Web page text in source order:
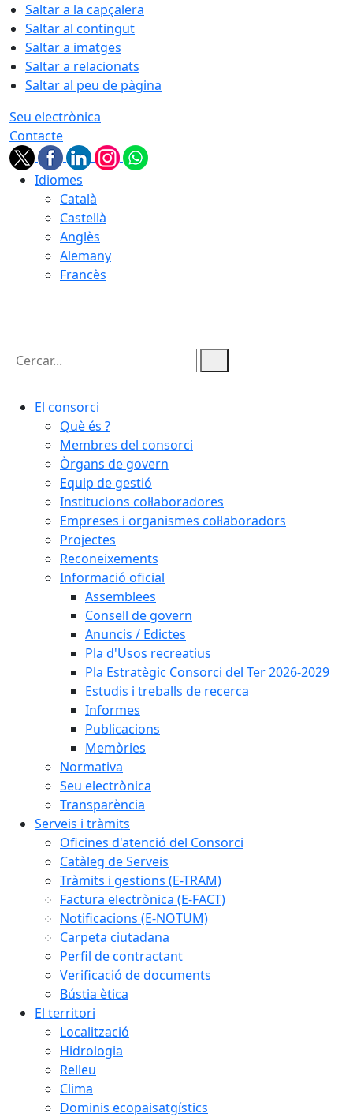
Saltar a la capçalera
Saltar al contingut
Saltar a imatges
Saltar a relacionats
Saltar al peu de pàgina
Seu electrònica
Contacte
Idiomes
Català
Castellà
Anglès
Alemany
Francès
Cercar:
El consorci
Què és ?
Membres del consorci
Òrgans de govern
Equip de gestió
Institucions col·laboradores
Empreses i organismes col·laboradors
Projectes
Reconeixements
Informació oficial
Assemblees
Consell de govern
Anuncis / Edictes
Pla d'Usos recreatius
Pla Estratègic Consorci del Ter 2026-2029
Estudis i treballs de recerca
Informes
Publicacions
Memòries
Normativa
Seu electrònica
Transparència
Serveis i tràmits
Oficines d'atenció del Consorci
Catàleg de Serveis
Tràmits i gestions (E-TRAM)
Factura electrònica (E-FACT)
Notificacions (E-NOTUM)
Carpeta ciutadana
Perfil de contractant
Verificació de documents
Bústia ètica
El territori
Localització
Hidrologia
Relleu
Clima
Dominis ecopaisatgístics